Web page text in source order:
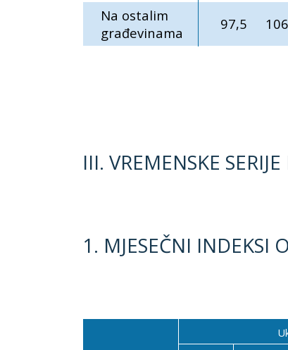
Na ostalim
građevinama
97,5
III. VREMENSKE
1. MJESEČNI INDEKSI